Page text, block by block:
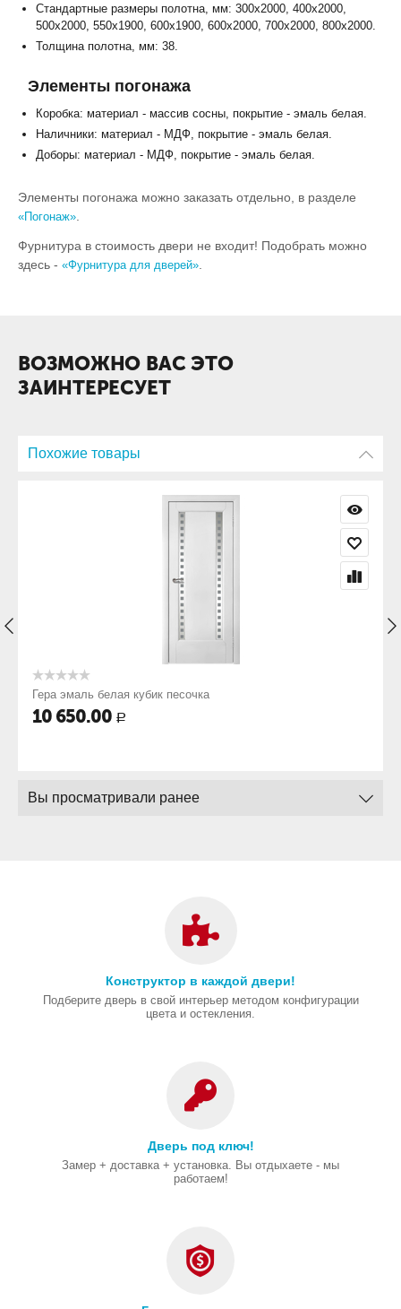
Стандартные размеры полотна, мм: 300x2000, 400x2000,
500x2000, 550x1900, 600x1900, 600x2000, 700x2000, 800x2000.
Толщина полотна, мм: 38.
Элементы погонажа
Коробка: материал - массив сосны, покрытие - эмаль белая.
Наличники: материал - МДФ, покрытие - эмаль белая.
Доборы: материал - МДФ, покрытие - эмаль белая.
Элементы погонажа можно заказать отдельно, в разделе
«Погонаж»
Фурнитура в стоимость двери не входит! Подобрать можно
здесь - «Фурнитура для дверей»
ВОЗМОЖНО ВАС ЭТО
ЗАИНТЕРЕСУЕТ
Похожие товары
Гера эмаль белая кубик песочка
10 650.00 Р
Вы просматривали ранее
Конструктор в каждой двери!
Подберите дверь в свой интерьер методом конфигурации
цвета и остекления.
Дверь под ключ!
Замер + доставка + установка. Вы отдыхаете - мы
работаем!